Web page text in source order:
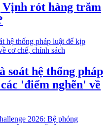
Vịnh rót hàng trăm
soát hệ thống pháp
'điểm nghẽn' về